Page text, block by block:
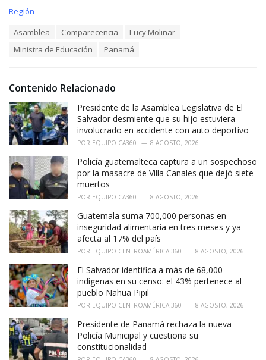
C
i
s
:
Región
Asamblea Comparecencia
Lucy Molinar
Ministra de Educación
Panamá
Contenido Relacionado
Presidente de la Asamblea Legislativa de El
Salvador desmiente que su hijo estuviera
involucrado en accidente con auto deportivo
POR EQUIPO CA360 8 AGOSTO, 2026
Policía guatemalteca captura a un sospechoso
por la masacre de Villa Canales que dejó siete
muertos
POR EQUIPO CA360 8 AGOSTO, 2026
Guatemala suma 700,000 personas en
inseguridad alimentaria en tres meses y ya
afecta al 17% del país
POR EQUIPO CENTROAMÉRICA 360 8 AGOSTO, 2026
El Salvador identifica a más de 68,000
indígenas en su censo: el 43% pertenece al
pueblo Nahua Pipil
POR EQUIPO CENTROAMÉRICA 360 8 AGOSTO, 2026
Presidente de Panamá rechaza la nueva
Policía Municipal y cuestiona su
constitucionalidad